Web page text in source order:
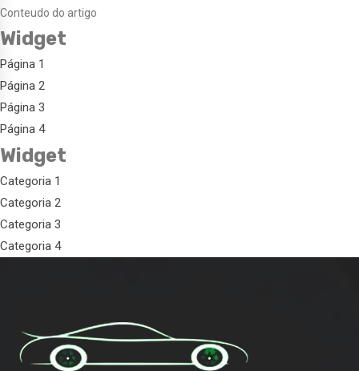
Conteudo do artigo
Widget
Página 1
Página 2
Página 3
Página 4
Widget
Categoria 1
Categoria 2
Categoria 3
Categoria 4